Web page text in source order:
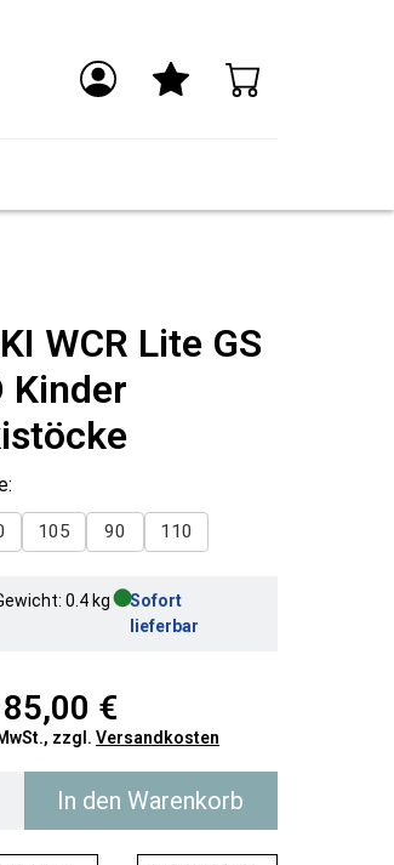
WCR Lite GS
Kinder
105 90 110
0.4 kg●Sofort
lieferbar
85,00 €
zzgl. Versandkosten
In den Warenkorb